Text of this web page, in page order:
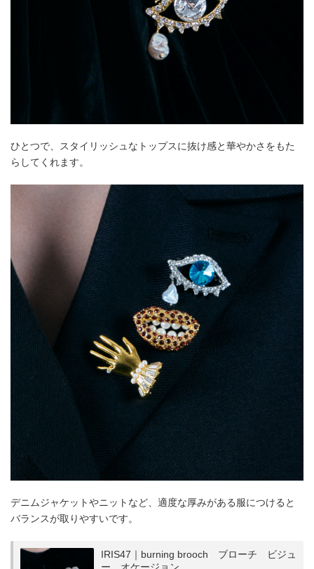
ひとつで、スタイリッシュなトップスに抜け感と華やかさをもた
らしてくれます。
デニムジャケットやニットなど、適度な厚みがある服につけると
バランスが取りやすいです。
IRIS47｜burning brooch ブローチ ビジュ